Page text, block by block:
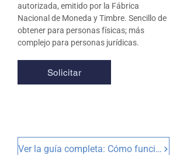
autorizada, emitido por la Fábrica
Nacional de Moneda y Timbre. Sencillo de
obtener para personas físicas; más
complejo para personas jurídicas.
Solicitar
Ver la guía completa: Cómo funciona FUNDAE